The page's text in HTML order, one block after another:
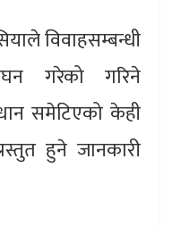
विवाहसम्बन्धी
गरेको गरिने
समेटिएको केही
हुने जानकारी